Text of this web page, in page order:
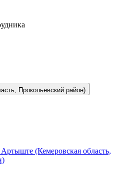
Прокопьевский район)
(Кемеровская область,